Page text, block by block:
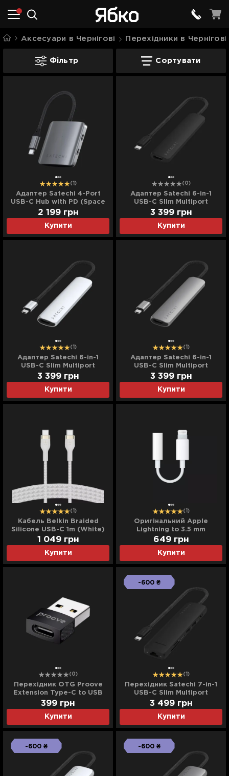
Аксесуари в Чернігові Перехідники в Чернігові
Перехідники для iPhone в Чернігові
Фільтр Сортувати
(1)
Адаптер Satechi 4-Port
USB-C Hub with PD (Space
Gray)
Купити
2 199 грн
(0)
Адаптер Satechi 6-in-1
USB-C Slim Multiport
Adapter 4K (Black)
Купити
3 399 грн
(1)
Адаптер Satechi 6-in-1
USB-C Slim Multiport
Adapter 4K (Silver)
Купити
3 399 грн
(1)
Адаптер Satechi 6-in-1
USB-C Slim Multiport
Adapter 4K (Space Gray)
Купити
3 399 грн
(1)
Кабель Belkin Braided
Silicone USB-C 1m (White)
Купити
1 049 грн
(1)
Оригінальний Apple
Lightning to 3.5 mm
Headphone Jack Adapter
(MMX62)
Купити
649 грн
(0)
Перехідник OTG Proove
Extension Type-C to USB
(Black)
Купити
399 грн
-600 ₴
(1)
Перехідник Satechi 7-in-1
USB-C Slim Multiport
Adapter 4K with Ethernet
(Black)
Купити
3 499 грн
-600 ₴ -600 ₴